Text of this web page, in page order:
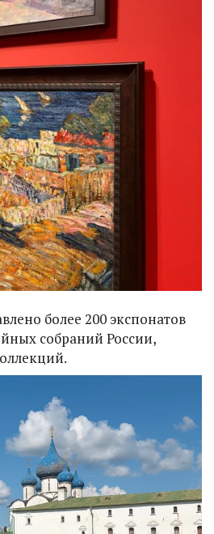
более 200 экспонатов
собраний России,